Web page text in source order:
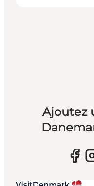
Ajoutez